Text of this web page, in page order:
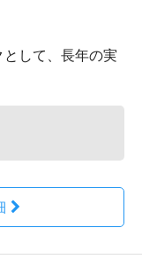
して、長年の実